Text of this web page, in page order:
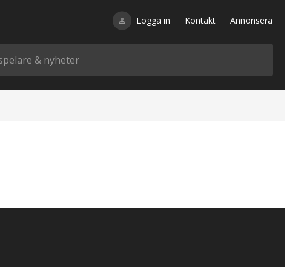
Logga in Kontakt Annonsera